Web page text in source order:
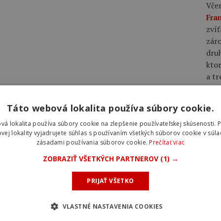
a
Táto webová lokalita používa súbory cookie.
lokalita používa súbory cookie na zlepšenie používateľskej skúsenosti.
lokality vyjadrujete súhlas s používaním všetkých súborov cookie v
zásadami používania súborov cookie.Prečítať viac
ZOBRAZIŤ VŠETKÝCH PARTNEROV (1) →
PRIJAŤ VŠETKO
VLASTNÉ NASTAVENIA COOKIES